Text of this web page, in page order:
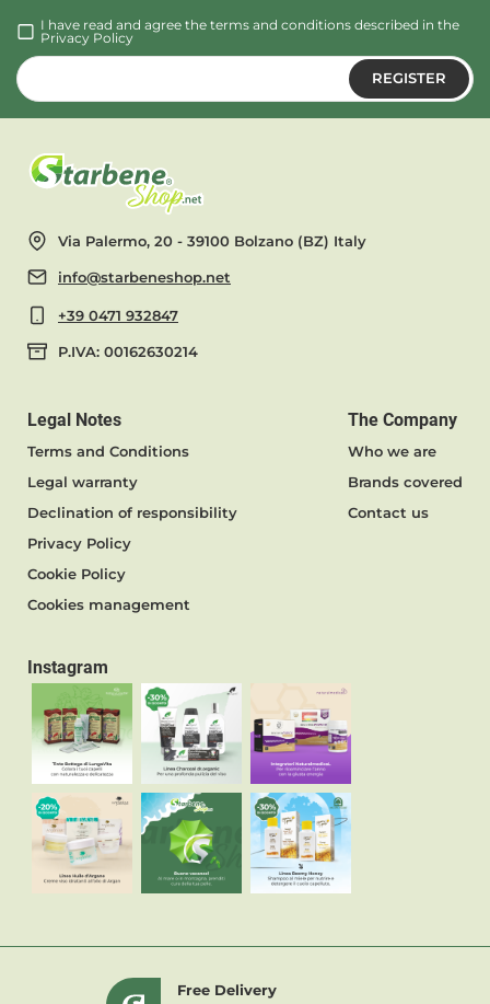
I have read and agree the terms and conditions described in the
Privacy Policy
REGISTER
Via Palermo, 20 - 39100 Bolzano (BZ) Italy
info@starbeneshop.net
+39 0471 932847
P.IVA: 00162630214
Legal Notes
Terms and Conditions
Legal warranty
Declination of responsibility
Privacy Policy
Cookie Policy
Cookies management
The Company
Who we are
Brands covered
Contact us
Instagram
Free Delivery